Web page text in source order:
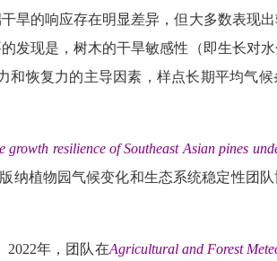
旱的响应存在明显差异，但大多数表现
发现是，树木的干旱敏感性（即生长对水
恢复力的主导因素，样点长期平均气
resilience of Southeast Asian pines
版纳植物园气候变化和生态系统稳定性团
2022年，团队在Agricultural and Forest